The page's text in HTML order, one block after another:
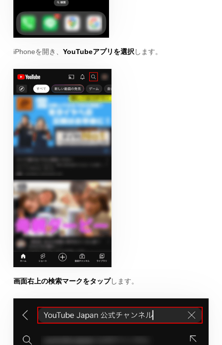
iPhoneを開き、 YouTubeアプリを選択 します。
画面右上の検索マークをタップします。